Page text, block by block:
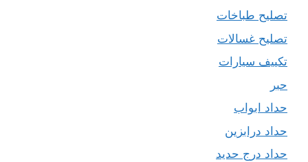
تصليح طباخات
تصليح غسالات
تكييف سيارات
حبر
حداد ابواب
حداد درابزين
حداد درج حديد